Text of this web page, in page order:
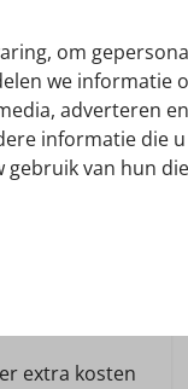
een
een
te
extra kosten
om
we informatie
adverteren
informatie die
van hun